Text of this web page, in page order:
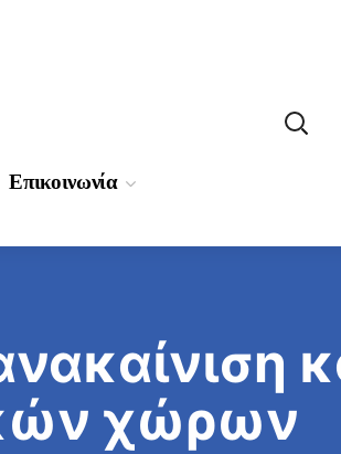
Επικοινωνία
χώρων